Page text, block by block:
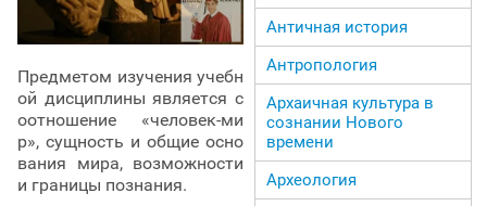
Предметом изучения учебн
ой дисциплины является с
оотношение «человек-ми
р», сущность и общие осно
вания мира, возможности
и границы познания.
Античная история
Антропология
Архаичная культура в
сознании Нового
времени
Археология